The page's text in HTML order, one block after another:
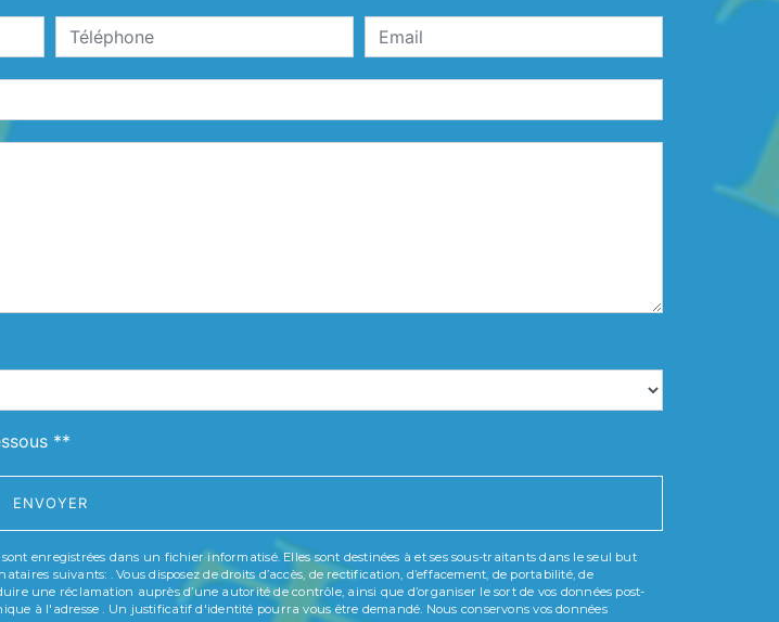
**
ENVOYER
enregistrées dans un fichier informatisé. Elles sont destinées à et ses sous-traitants dans le seul but
suivants: . Vous disposez de droits d’accès, de rectification, d’effacement, de portabilité, de
une réclamation auprès d’une autorité de contrôle, ainsi que d’organiser le sort de vos données post-
à l'adresse . Un justificatif d'identité pourra vous être demandé. Nous conservons vos données